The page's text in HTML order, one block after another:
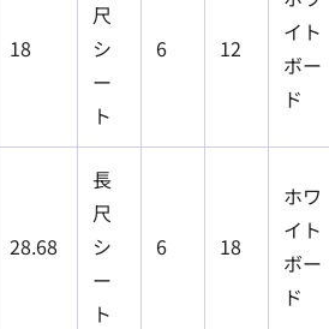
18
尺
シ
ー
ト
6 12
イト
ボー
ド
28.68
長
尺
シ
ー
ト
6 18
ホワ
イト
ボー
ド